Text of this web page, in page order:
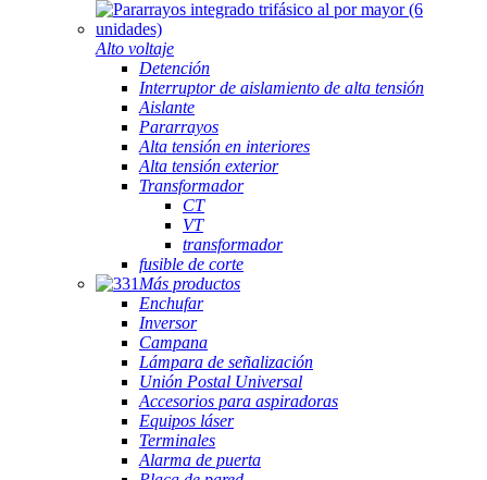
Alto voltaje
Detención
Interruptor de aislamiento de alta tensión
Aislante
Pararrayos
Alta tensión en interiores
Alta tensión exterior
Transformador
CT
VT
transformador
fusible de corte
Más productos
Enchufar
Inversor
Campana
Lámpara de señalización
Unión Postal Universal
Accesorios para aspiradoras
Equipos láser
Terminales
Alarma de puerta